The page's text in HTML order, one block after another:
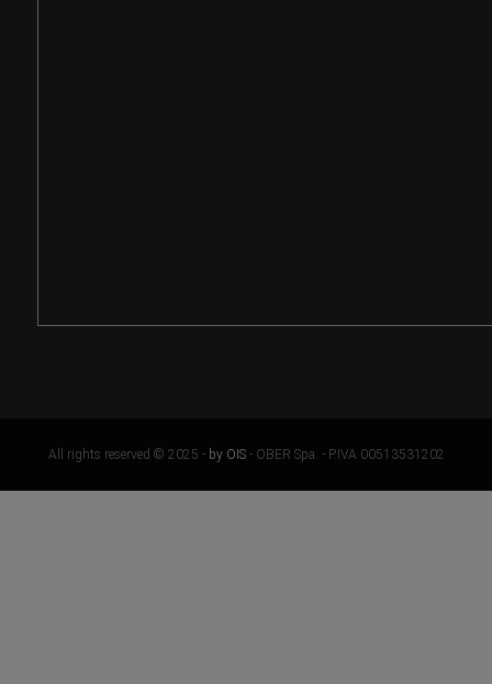
All rights reserved © 2025 - by OIS- OBER Spa. - P.IVA 00513531202